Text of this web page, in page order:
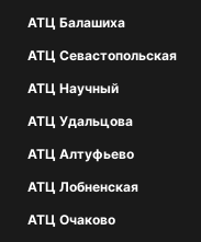
АТЦ Балашиха
АТЦ Севастопольская
АТЦ Научный
АТЦ Удальцова
АТЦ Алтуфьево
АТЦ Лобненская
АТЦ Очаково